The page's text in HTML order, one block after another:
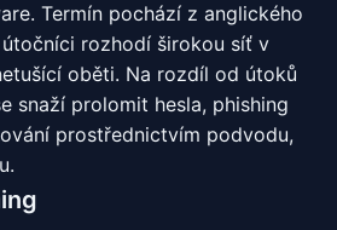
Termín pochází z anglického
rozhodí širokou síť v
oběti. Na rozdíl od útoků
snaží prolomit hesla, phishing
prostřednictvím podvodu,